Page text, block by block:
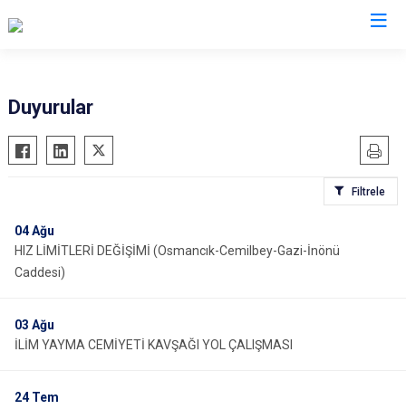
Duyurular
Filtrele
04Ağu
HIZ LİMİTLERİ DEĞİŞİMİ (Osmancık-Cemilbey-Gazi-İnönü
Caddesi)
03 Ağu
İLİM YAYMA CEMİYETİ KAVŞAĞI YOL ÇALIŞMASI
24 Tem